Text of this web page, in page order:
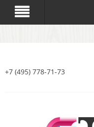
+7 (495) 778-71-73